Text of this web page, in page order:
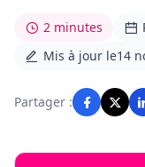
2 minutes
Mis à jour le14
Partager :